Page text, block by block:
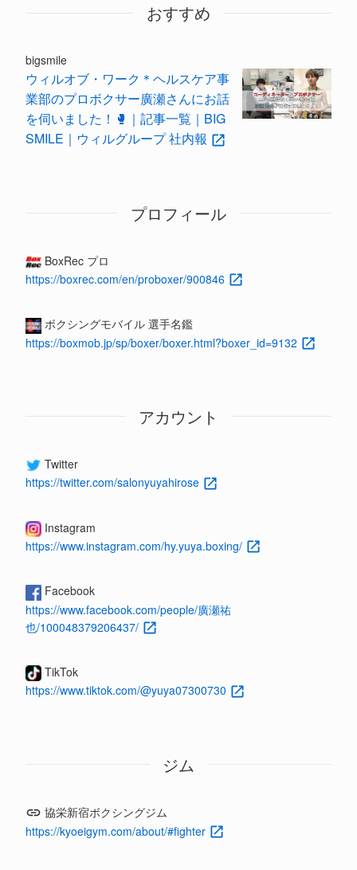
おすすめ
bigsmile
ウィルオブ・ワーク＊ヘルスケア事
業部のプロボクサー廣瀬さんにお話
を伺いました！🥊｜記事一覧｜BIG
SMILE｜ウィルグループ 社内報
プロフィール
BoxRec プロ
https://boxrec.com/en/proboxer/900846
ボクシングモバイル 選手名鑑
https://boxmob.jp/sp/boxer/boxer.html?boxer_id=9132
アカウント
Twitter
https://twitter.com/salonyuyahirose
Instagram
https://www.instagram.com/hy.yuya.boxing/
Facebook
https://www.facebook.com/people/廣瀬祐
也/100048379206437/
TikTok
https://www.tiktok.com/@yuya07300730
ジム
協栄新宿ボクシングジム
https://kyoeigym.com/about/#fighter